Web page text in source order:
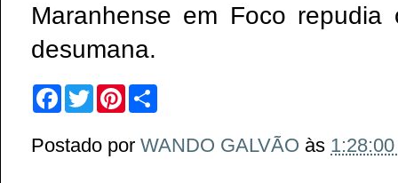
Maranhense em Foco
desumana.
F
b
T
w
t
P
e
e
Postado por WANDO GALVÃO às